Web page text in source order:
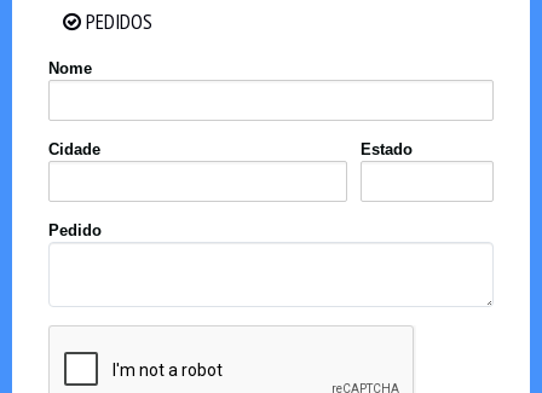
PEDIDOS
Nome
Cidade Estado
Pedido